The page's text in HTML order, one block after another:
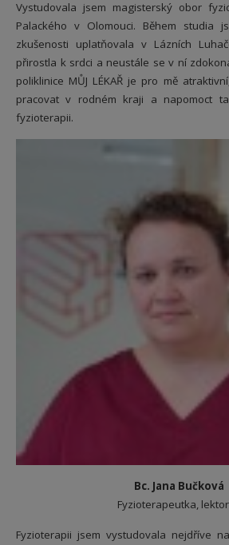
Vystudovala jsem magisterský obor
Palackého v Olomouci. Během studia
zkušenosti uplatňovala v Lázních
přirostla k srdci a neustále se v ní
poliklinice MŮJ LÉKAŘ je pro mě
pracovat v rodném kraji a napomoct
fyzioterapii.
Bc. Jana Bučková
Fyzioterapeutka,
Fyzioterapii jsem vystudovala nejdříve